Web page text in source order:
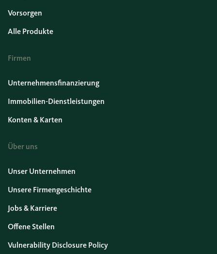
Vorsorgen
Alle Produkte
Firmen
Unternehmensfinanzierung
Immobilien-Dienstleistungen
Konten & Karten
Über uns
Unser Unternehmen
Unsere Firmengeschichte
Jobs & Karriere
Offene Stellen
Vulnerability Disclosure Policy